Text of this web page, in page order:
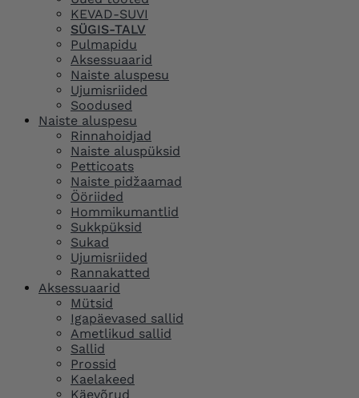
KEVAD-SUVI
SÜGIS-TALV
Pulmapidu
Aksessuaarid
Naiste aluspesu
Ujumisriided
Soodused
Naiste aluspesu
Rinnahoidjad
Naiste aluspüksid
Petticoats
Naiste pidžaamad
Ööriided
Hommikumantlid
Sukkpüksid
Sukad
Ujumisriided
Rannakatted
Aksessuaarid
Mütsid
Igapäevased sallid
Ametlikud sallid
Sallid
Prossid
Kaelakeed
Käevõrud